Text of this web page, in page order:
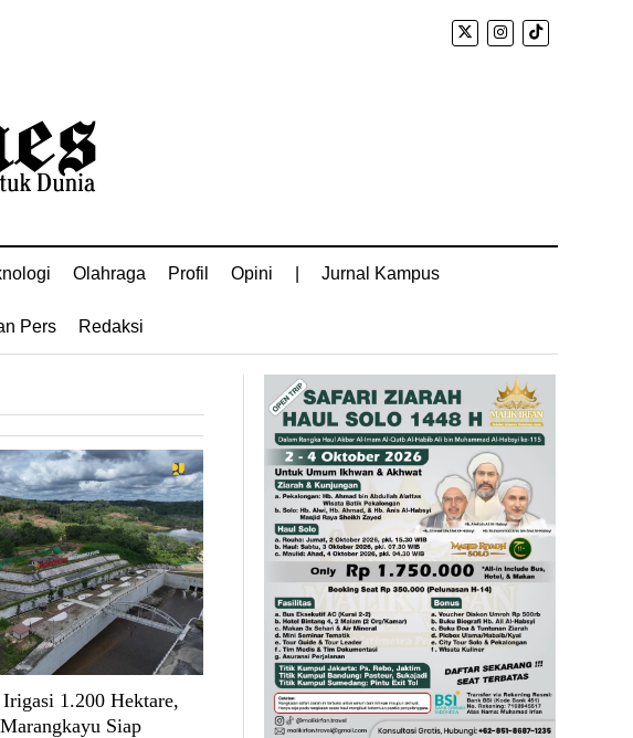
Olahraga Profil Opini Jurnal Kampus
Pers Redaksi
1.200 Hektare,
Siap